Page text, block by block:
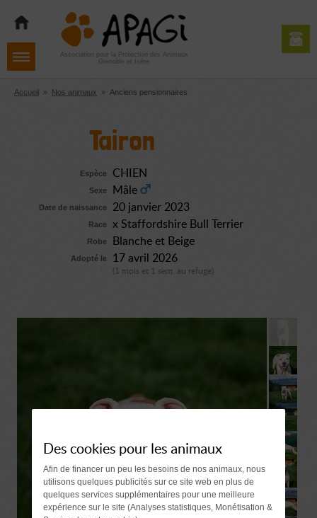
navigation
contenu
Aller
pied
de
Association pour la Protection des Animaux
Grenoble et Isère
Accueil » Nos animaux » Anciens pensionnaires
Tairon
Espèce CHIEN
Sexe Mâle
Date de naissance 20 janvier 2023
Race x Staffordshire Bull Terrier
Robe Blanche et Beige
Adopté le 17 avril 2026
(1 mois et 1 sem. au refuge)
Des cookies pour les animaux
Afin de financer un peu les besoins de nos animaux, nous
utilisons quelques publicités sur ce site web en plus de
quelques services supplémentaires pour une meilleure
expérience sur le site (Analyses statistiques, Monétisation &